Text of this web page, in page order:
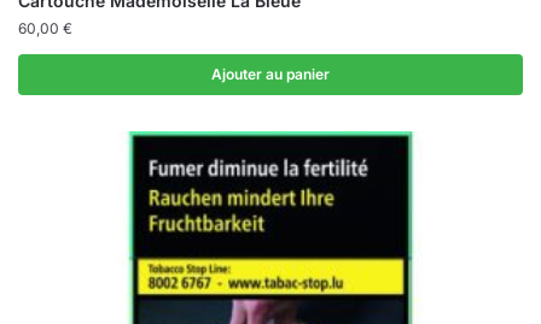
60,00 €
Ajouter au panier